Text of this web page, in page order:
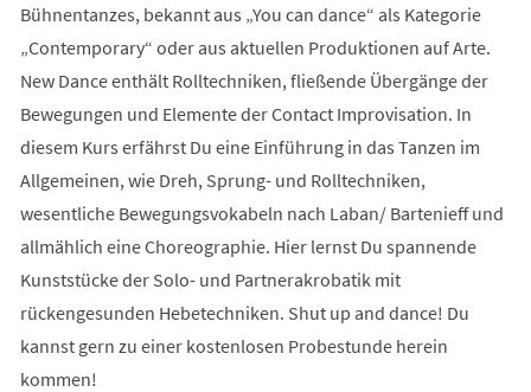
Bühnentanzes, bekannt aus „You can dance“ als Kategorie
„Contemporary“ oder aus aktuellen Produktionen auf Arte.
New Dance enthält Rolltechniken, fließende Übergänge der
Bewegungen und Elemente der Contact Improvisation. In
diesem Kurs erfährst Du eine Einführung in das Tanzen im
Allgemeinen, wie Dreh, Sprung- und Rolltechniken,
wesentliche Bewegungsvokabeln nach Laban/ Bartenieff und
allmählich eine Choreographie. Hier lernst Du spannende
Kunststücke der Solo- und Partnerakrobatik mit
rückengesunden Hebetechniken. Shut up and dance! Du
kannst gern zu einer kostenlosen Probestunde herein
kommen!